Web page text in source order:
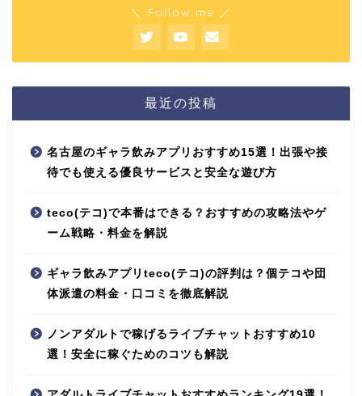
＼ Follow me ／
最近の投稿
名古屋のギャラ飲みアプリおすすめ15選！出張や接
待でも使える優良サービスと安全な遊び方
teco(テコ)で本番はできる？おすすめの攻略法やゲ
ーム戦略・料金を解説
ギャラ飲みアプリteco(テコ)の評判は？個テコや団
体派遣の料金・口コミを徹底解説
ノンアダルトで稼げるライブチャットおすすめ10
選！安全に稼ぐためのコツも解説